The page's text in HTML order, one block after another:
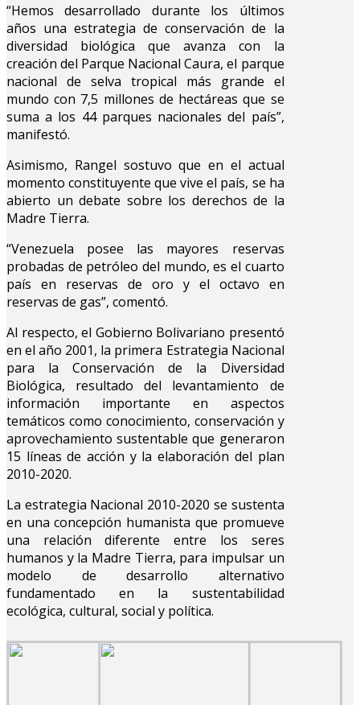
“Hemos desarrollado durante los últimos
años una estrategia de conservación de la
diversidad biológica que avanza con la
creación del Parque Nacional Caura, el parque
nacional de selva tropical más grande el
mundo con 7,5 millones de hectáreas que se
suma a los 44 parques nacionales del país”,
manifestó.
Asimismo, Rangel sostuvo que en el actual
momento constituyente que vive el país, se ha
abierto un debate sobre los derechos de la
Madre Tierra.
“Venezuela posee las mayores reservas
probadas de petróleo del mundo, es el cuarto
país en reservas de oro y el octavo en
reservas de gas”, comentó.
Al respecto, el Gobierno Bolivariano presentó
en el año 2001, la primera Estrategia Nacional
para la Conservación de la Diversidad
Biológica, resultado del levantamiento de
información importante en aspectos
temáticos como conocimiento, conservación y
aprovechamiento sustentable que generaron
15 líneas de acción y la elaboración del plan
2010-2020.
La estrategia Nacional 2010-2020 se sustenta
en una concepción humanista que promueve
una relación diferente entre los seres
humanos y la Madre Tierra, para impulsar un
modelo de desarrollo alternativo
fundamentado en la sustentabilidad
ecológica, cultural, social y política.